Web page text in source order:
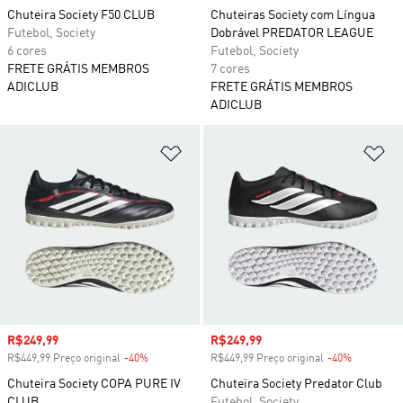
Chuteira Society F50 CLUB
Futebol, Society
6 cores
FRETE GRÁTIS MEMBROS
ADICLUB
Chuteiras Society com Língua
Dobrável PREDATOR LEAGUE
Futebol, Society
7 cores
FRETE GRÁTIS MEMBROS
ADICLUB
Preço com desconto
R$249,99
R$449,99 Preço original -40%
Chuteira Society COPA PURE IV
Preço com desconto
R$249,99
R$449,99 Preço original -40%
Chuteira Society Predator Club